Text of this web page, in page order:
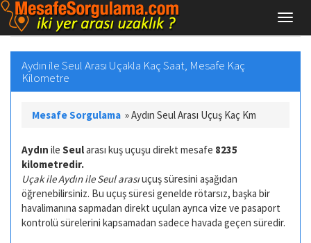
Aydın ile Seul Arası Uçakla Kaç Saat, Mesafe Kaç
Kilometre
Mesafe Sorgulama »Aydın Seul Arası Uçuş Kaç Km
Aydın ile Seularası kuş uçuşu direkt mesafe 8235
kilometredir.
Uçak ile Aydın ile Seul arasıuçuş süresini aşağıdan
öğrenebilirsiniz. Bu uçuş süresi genelde rötarsız, başka bir
havalimanına sapmadan direkt uçulan ayrıca vize ve pasaport
kontrolü sürelerini kapsamadan sadece havada geçen süredir.